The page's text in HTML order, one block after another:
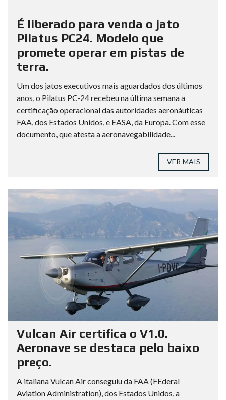
É liberado para venda o jato
Pilatus PC24. Modelo que
promete operar em pistas de
terra.
Um dos jatos executivos mais aguardados dos últimos
anos, o Pilatus PC-24 recebeu na última semana a
certificação operacional das autoridades aeronáuticas
FAA, dos Estados Unidos, e EASA, da Europa. Com esse
documento, que atesta a aeronavegabilidade...
VER MAIS
Vulcan Air certifica o V1.0.
Aeronave se destaca pelo baixo
preço.
A italiana Vulcan Air conseguiu da FAA (FEderal
Aviation Administration), dos Estados Unidos, a